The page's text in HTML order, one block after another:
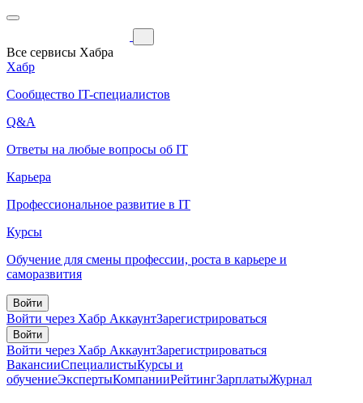
Все сервисы Хабра
Хабр
Сообщество IT-специалистов
Q&A
Ответы на любые вопросы об IT
Карьера
Профессиональное развитие в IT
Курсы
Обучение для смены профессии, роста в карьере и
саморазвития
Войти
Войти через Хабр АккаунтЗарегистрироваться
Войти
Войти через Хабр АккаунтЗарегистрироваться
ВакансииСпециалистыКурсы и
обучениеЭкспертыКомпанииРейтингЗарплатыЖурнал